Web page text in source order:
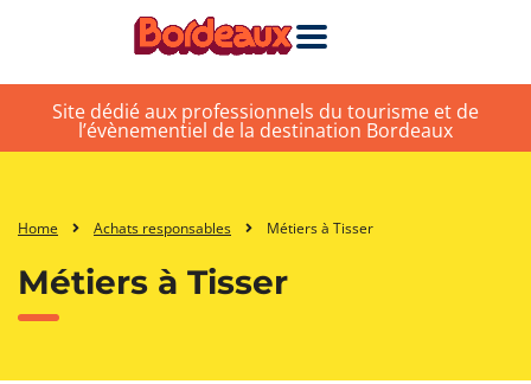
Site dédié aux professionnels du tourisme et de
l’évènementiel de la destination Bordeaux
Home Achats responsables Métiers à Tisser
Métiers à Tisser